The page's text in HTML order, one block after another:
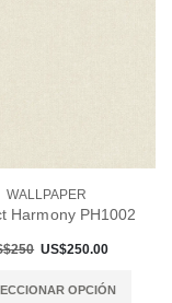
WALLPAPER
Harmony PH1002
US$250.00
OPCIÓN